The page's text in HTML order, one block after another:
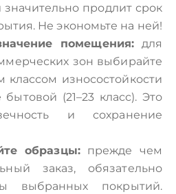
продлит срок
Не экономьте на ней!
помещения:для
зон выбирайте
износостойкости
(21–23 класс). Это
и сохранение
образцы:прежде чем
заказ, обязательно
выбранных покрытий.